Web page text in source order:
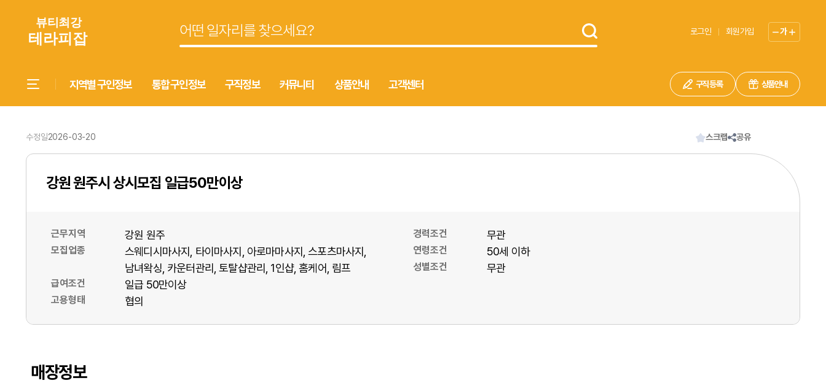
로그인 회원가입 가
지역별 구인정보 통합 구인정보 구직정보 커뮤니티 상품안내 고객센터 구직 등록 상품안내
수정일2026-03-20 스크랩 공유
강원 원주시 상시모집 일급50만이상
근무지역 강원 원주
모집업종 스웨디시마사지 타이마사지 아로마마사지 스포츠마사지
남녀왁싱 카운터관리 토탈샵관리 1인샵 홈케어 림프
급여조건 일급 50만이상
고용형태 협의
경력조건 무관
연령조건 50세 이하
성별조건 무관
매장정보